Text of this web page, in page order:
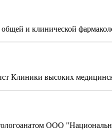
общей и клинической
Клиники высоких
ООО